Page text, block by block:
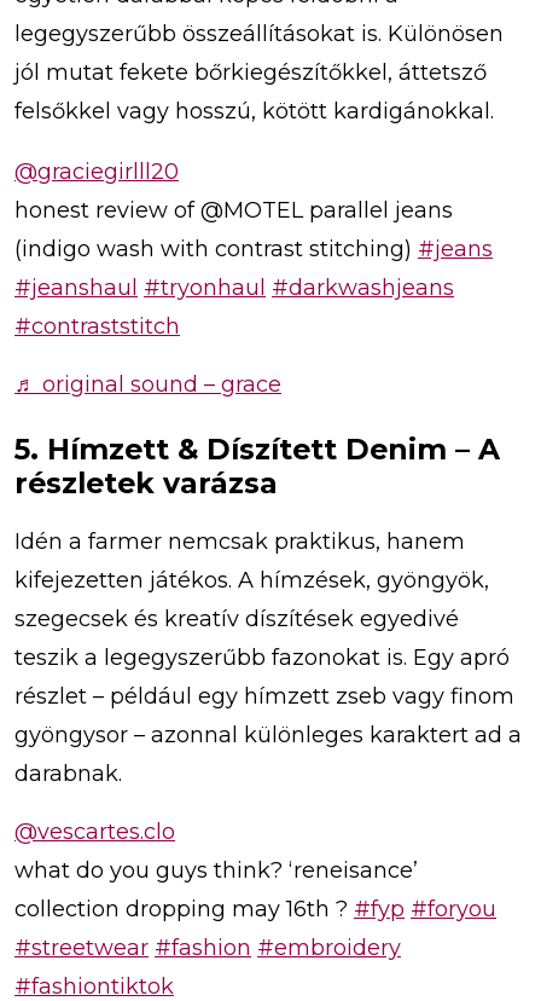
legegyszerűbb összeállításokat is. Különösen
jól mutat fekete bőrkiegészítőkkel, áttetsző
felsőkkel vagy hosszú, kötött kardigánokkal.
@graciegirlll20
honest review of @MOTEL parallel jeans
(indigo wash with contrast stitching) #jeans
#jeanshaul #tryonhaul #darkwashjeans
#contraststitch
♬ original sound – grace
5. Hímzett & Díszített Denim – A
részletek varázsa
Idén a farmer nemcsak praktikus, hanem
kifejezetten játékos. A hímzések, gyöngyök,
szegecsek és kreatív díszítések egyedivé
teszik a legegyszerűbb fazonokat is. Egy apró
részlet – például egy hímzett zseb vagy finom
gyöngysor – azonnal különleges karaktert ad a
darabnak.
@vescartes.clo
what do you guys think? ‘reneisance’
collection dropping may 16th ? #fyp #foryou
#streetwear #fashion #embroidery
#fashiontiktok